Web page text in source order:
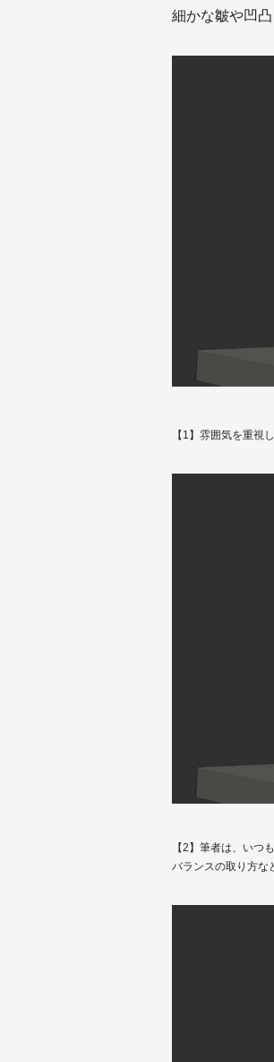
細かな皺や凹
【1】雰囲気を重視
【2】筆者は、いつ
バランスの取り方な